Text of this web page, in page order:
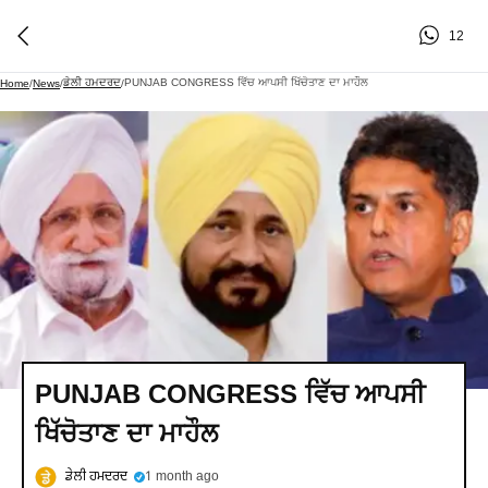
12
Home/News/ਡੇਲੀ ਹਮਦਰਦ/PUNJAB CONGRESS ਵਿੱਚ ਆਪਸੀ ਖਿੱਚੋਤਾਣ ਦਾ ਮਾਹੌਲ
PUNJAB CONGRESS ਵਿੱਚ ਆਪਸੀ
ਖਿੱਚੋਤਾਣ ਦਾ ਮਾਹੌਲ
ਡੇਲੀ ਹਮਦਰਦ 1 month ago